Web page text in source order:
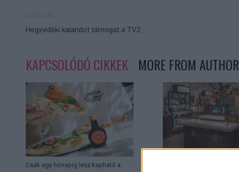
Hegyvidéki kalandot támogat a TV2
KAPCSOLÓDÓ CIKKEK MORE FROM AUTHOR
Csak egy hónapig lesz kapható a